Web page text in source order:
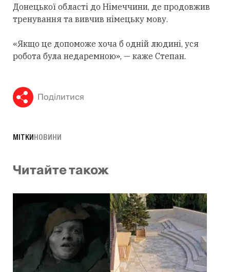
Донецької області до Німеччини, де продовжив
тренування та вивчив німецьку мову.
«Якщо це допоможе хоча б одній людині, уся
робота була недаремною», — каже Степан.
Поділитися
МІТКИНОВИНИ
Читайте також